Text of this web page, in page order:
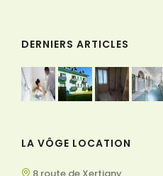
DERNIERS ARTICLES
LA VÔGE LOCATION